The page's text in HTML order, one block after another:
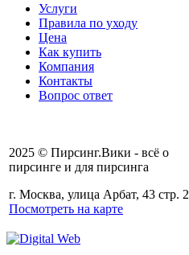
Услуги
Правила по уходу
Цена
Как купить
Компания
Контакты
Вопрос ответ
2025 © Пирсинг.Вики - всё о
пирсинге и для пирсинга
г. Москва, улица Арбат, 43 стр. 2
Посмотреть на карте